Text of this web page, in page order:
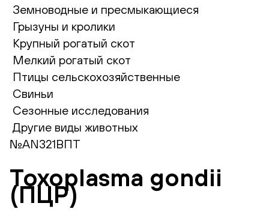
Земноводные и пресмыкающиеся
Грызуны и кролики
Крупный рогатый скот
Мелкий рогатый скот
Птицы сельскохозяйственные
Свиньи
Сезонные исследования
Другие виды животных
№AN321ВПТ
Toxoplasma gondii
(ПЦР)